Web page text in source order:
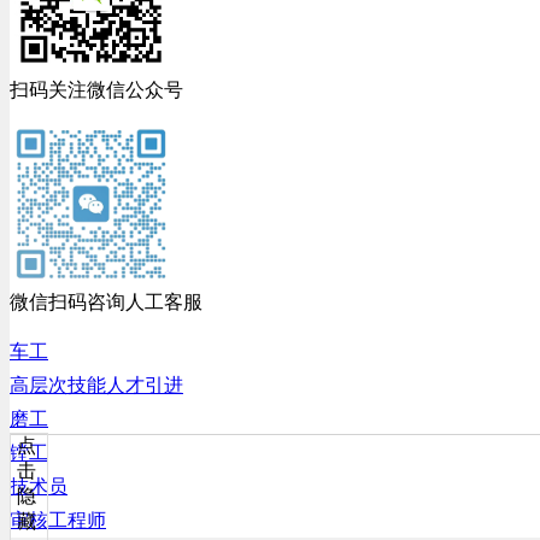
扫码关注微信公众号
微信扫码咨询人工客服
车工
高层次技能人才引进
磨工
镗工
技术员
审核工程师
点
击
隐
藏